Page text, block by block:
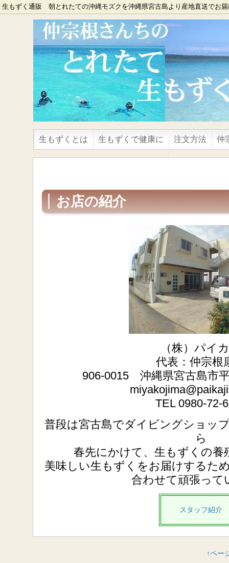
生もずく通販 朝とれたての沖縄モズクを沖縄県宮古島より産地直送でお
生もずくとは 生もずくで健康に 注文方法 仲
お店の紹介
（株）パイ
代表：仲宗根
906-0015 沖縄県宮古島市
TEL 0980-72-
普段は宮古島でダイビングショッ
ら
春先にかけて、生もずくの養
美味しい生もずくをお届けするた
合わせて頑張って
スタッフ紹介
↑ペー